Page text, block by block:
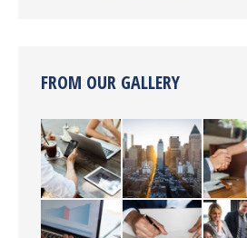
FROM OUR GALLERY